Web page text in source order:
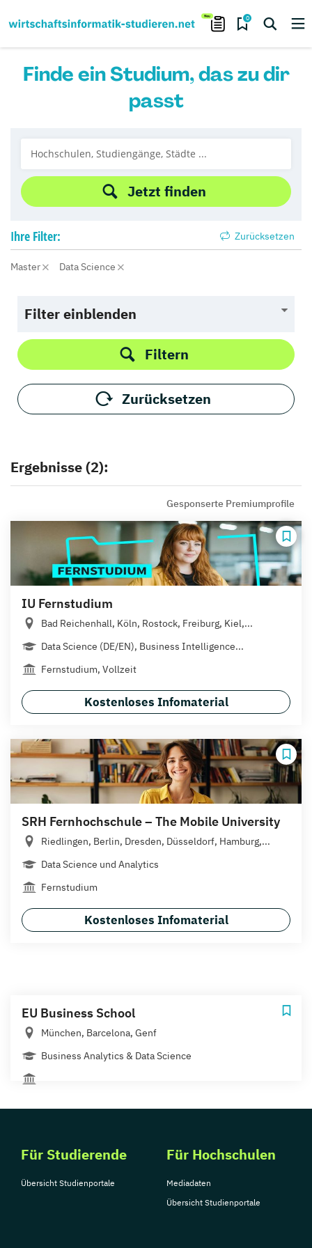
0
Finde ein Studium, das zu dir
passt
Jetzt finden
Ihre Filter: Zurücksetzen
Master Data Science
Filter einblenden
Filtern
Zurücksetzen
Ergebnisse (2):
Gesponserte Premiumprofile
IU Fernstudium
Bad Reichenhall, Köln, Rostock, Freiburg, Kiel,...
Data Science (DE/EN), Business Intelligence...
Fernstudium, Vollzeit
Kostenloses Infomaterial
SRH Fernhochschule – The Mobile University
Riedlingen, Berlin, Dresden, Düsseldorf, Hamburg,...
Data Science und Analytics
Fernstudium
Kostenloses Infomaterial
EU Business School
München, Barcelona, Genf
Business Analytics & Data Science
Für Studierende
Übersicht Studienportale
Für Hochschulen
Mediadaten
Übersicht Studienportale